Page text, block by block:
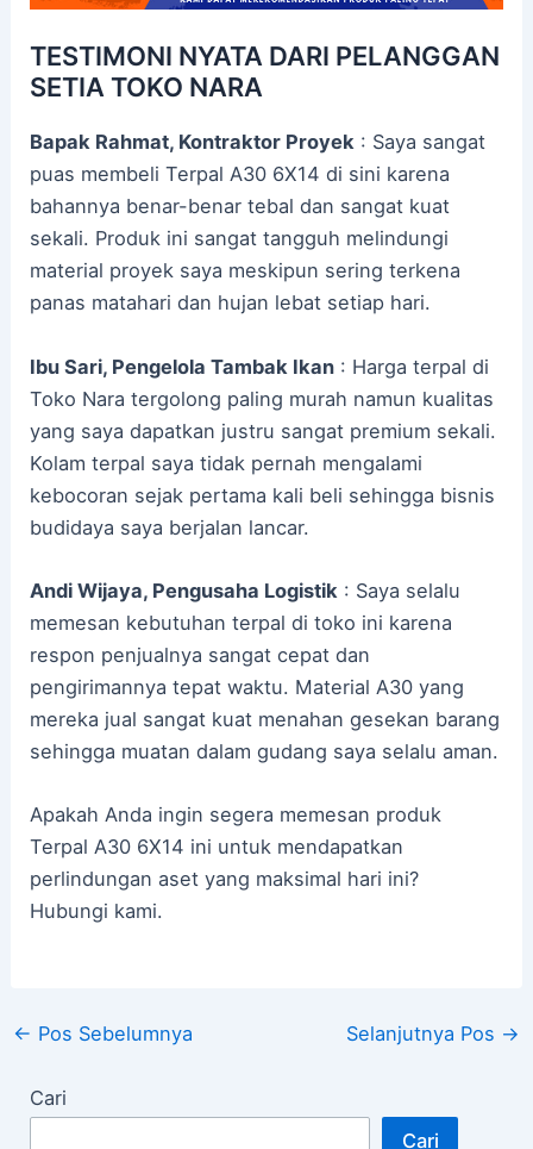
TESTIMONI NYATA DARI PELANGGAN
SETIA TOKO NARA
Bapak Rahmat, Kontraktor Proyek : Saya sangat
puas membeli Terpal A30 6X14 di sini karena
bahannya benar-benar tebal dan sangat kuat
sekali. Produk ini sangat tangguh melindungi
material proyek saya meskipun sering terkena
panas matahari dan hujan lebat setiap hari.
Ibu Sari, Pengelola Tambak Ikan : Harga terpal di
Toko Nara tergolong paling murah namun kualitas
yang saya dapatkan justru sangat premium sekali.
Kolam terpal saya tidak pernah mengalami
kebocoran sejak pertama kali beli sehingga bisnis
budidaya saya berjalan lancar.
Andi Wijaya, Pengusaha Logistik : Saya selalu
memesan kebutuhan terpal di toko ini karena
respon penjualnya sangat cepat dan
pengirimannya tepat waktu. Material A30 yang
mereka jual sangat kuat menahan gesekan barang
sehingga muatan dalam gudang saya selalu aman.
Apakah Anda ingin segera memesan produk
Terpal A30 6X14 ini untuk mendapatkan
perlindungan aset yang maksimal hari ini?
Hubungi kami.
← Pos Sebelumnya Selanjutnya Pos →
Cari
Cari